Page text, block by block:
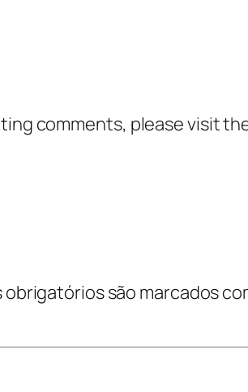
comments, please visit
obrigatórios são marcados